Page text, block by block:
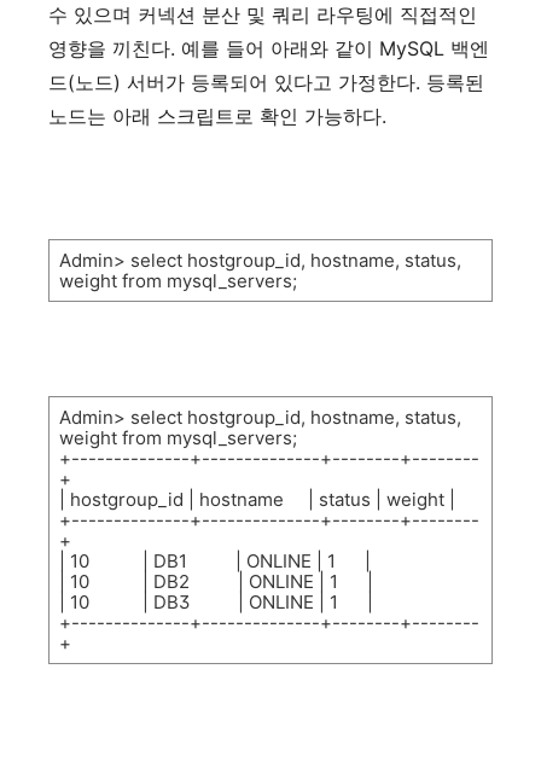
수 있으며 커넥션 분산 및 쿼리 라우팅에 직접적인
영향을 끼친다. 예를 들어 아래와 같이 MySQL 백엔
드(노드) 서버가 등록되어 있다고 가정한다. 등록된
노드는 아래 스크립트로 확인 가능하다.
Admin> select hostgroup_id, hostname, status,
weight from mysql_servers;
Admin> select hostgroup_id, hostname, status,
weight from mysql_servers;
+--------------+--------------+--------+--------
+
| hostgroup_id | hostname
| status | weight |
+--------------+--------------+--------+--------
+
| 10
| DB1 | ONLINE | 1
| 10
| DB2 | ONLINE | 1
| 10
| DB3 | ONLINE | 1
+--------------+--------------+--------+--------
+